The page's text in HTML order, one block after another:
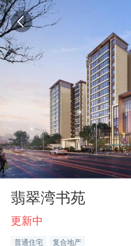
翡翠湾书苑
更新中
普通住宅 复合地产